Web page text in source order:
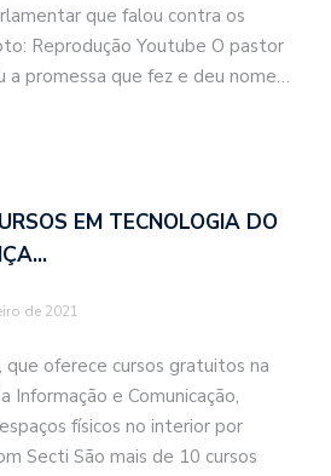
que falou contra os
Reprodução Youtube O pastor
a promessa que fez e deu nome…
EM TECNOLOGIA DO
de 2021
oferece cursos gratuitos na
Informação e Comunicação,
físicos no interior por
Secti São mais de 10 cursos